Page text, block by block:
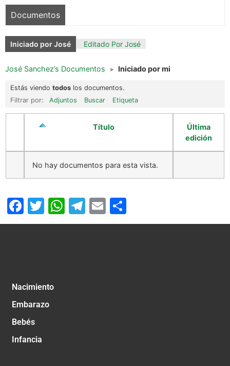
Documentos
Iniciado por José Editado Por José
José Sanchez’s Documentos ▸ Iniciado por mi
Estás viendo todos los documentos.
Filtrar por:
Adjuntos Buscar Etiqueta
Título
Última
edición
No hay documentos para esta vista.
Facebook
Twitter
WhatsApp
Telegram
Email
Nacimiento
Embarazo
Bebés
Infancia